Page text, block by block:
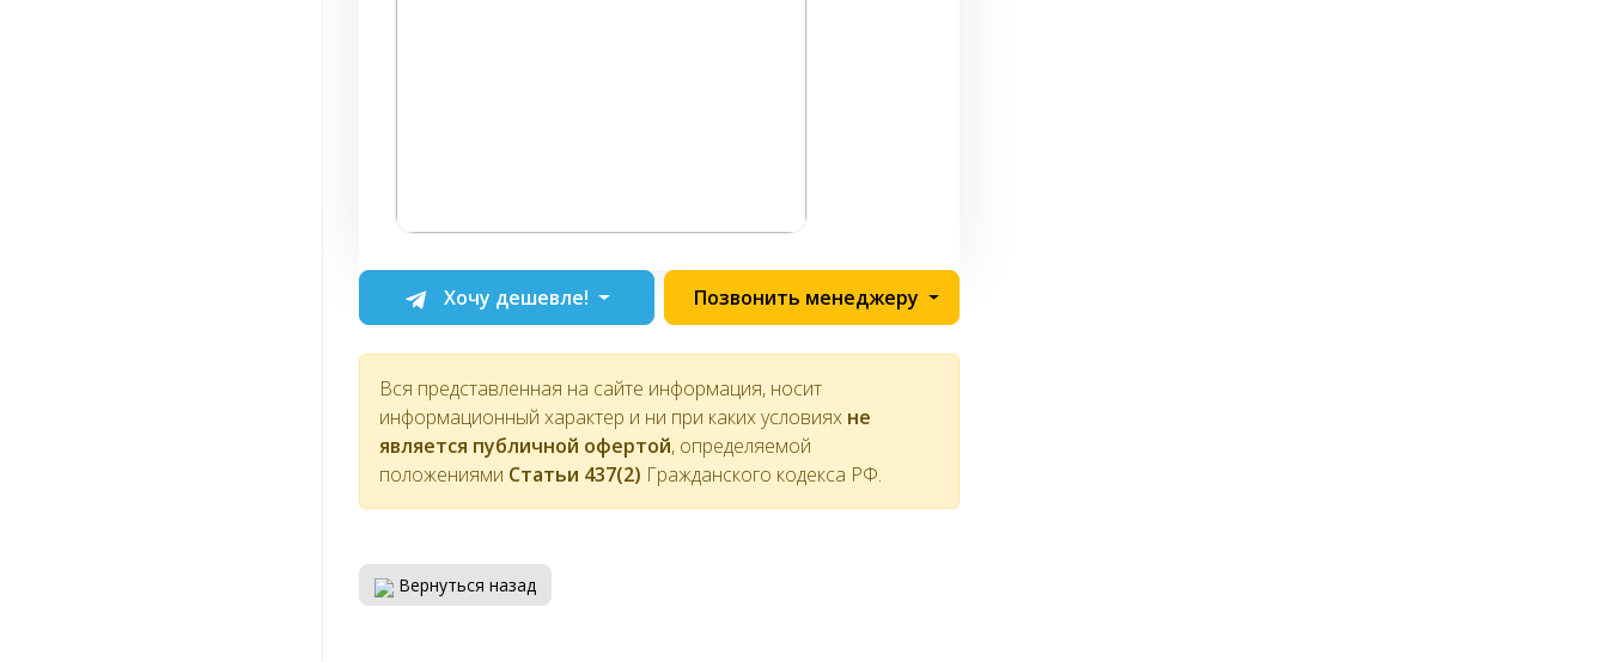
Хочу дешевле! Позвонить менеджеру
Вся представленная на сайте информация, носит
информационный характер и ни при каких условиях не
является публичной офертой, определяемой
положениями Статьи 437(2) Гражданского кодекса РФ.
Вернуться назад